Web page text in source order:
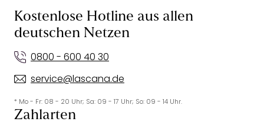
Kostenlose Hotline aus allen
deutschen Netzen
0800 - 600 40 30
service@lascana.de
* Mo - Fr: 08 - 20 Uhr; Sa: 09 - 17 Uhr; So: 09 - 14 Uhr.
Zahlarten